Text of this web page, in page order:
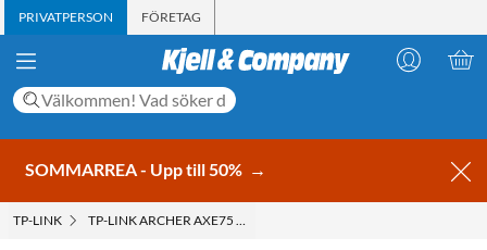
PRIVATPERSON FÖRETAG
SOMMARREA - Upp till 50% →
TP-LINK TP-LINK ARCHER AXE75 ROUTER MED WIFI 6E